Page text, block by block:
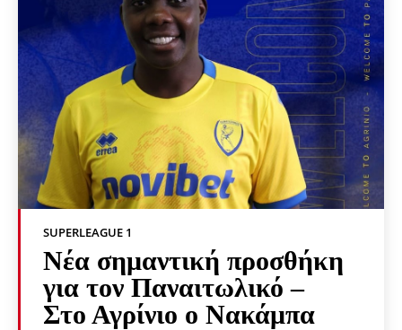
SUPERLEAGUE 1
Νέα σημαντική προσθήκη
για τον Παναιτωλικό –
Στο Αγρίνιο ο Νακάμπα